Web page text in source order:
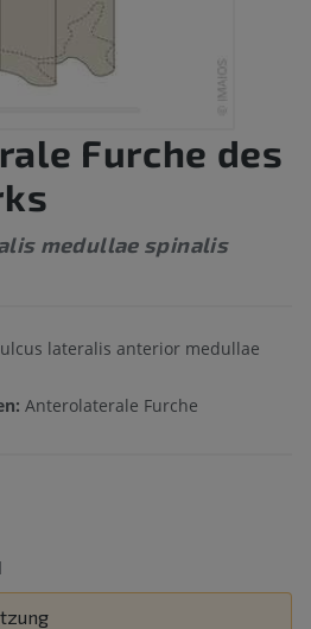
Furche des
medullae spinalis
lateralis anterior medullae
Anterolaterale Furche